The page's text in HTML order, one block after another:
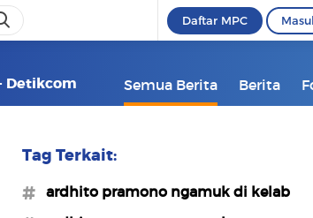
Daftar MPC
Detikcom Semua Berita Berita
Tag Terkait:
#ardhito pramono ngamuk di kelab